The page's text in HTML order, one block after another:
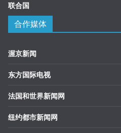
联合国
合作媒体
渥京新闻
东方国际电视
法国和世界新闻网
纽约都市新闻网